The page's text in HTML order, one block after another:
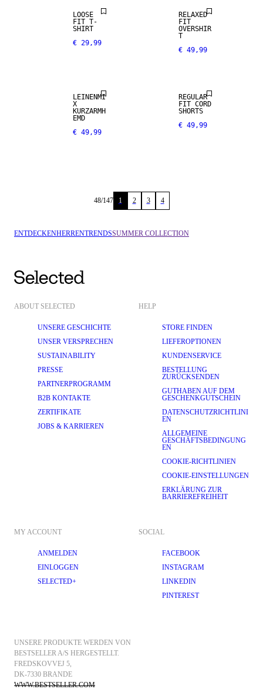
LOOSE
FIT T-
SHIRT
€ 29,99
RELAXED
FIT
OVERSHIR
T
€ 49,99
LEINENMI
X
KURZARMH
EMD
€ 49,99
REGULAR
FIT CORD
SHORTS
€ 49,99
48/147 1 2 3 4
ENTDECKENHERRENTRENDSSUMMER COLLECTION
ABOUT SELECTED
UNSERE GESCHICHTE
UNSER VERSPRECHEN
SUSTAINABILITY
PRESSE
PARTNERPROGRAMM
B2B KONTAKTE
ZERTIFIKATE
JOBS & KARRIEREN
HELP
STORE FINDEN
LIEFEROPTIONEN
KUNDENSERVICE
BESTELLUNG
ZURÜCKSENDEN
GUTHABEN AUF DEM
GESCHENKGUTSCHEIN
DATENSCHUTZRICHTLINI
EN
ALLGEMEINE
GESCHÄFTSBEDINGUNG
EN
COOKIE-RICHTLINIEN
COOKIE-EINSTELLUNGEN
ERKLÄRUNG ZUR
BARRIEREFREIHEIT
MY ACCOUNT
ANMELDEN
EINLOGGEN
SELECTED+
SOCIAL
FACEBOOK
INSTAGRAM
LINKEDIN
PINTEREST
UNSERE PRODUKTE WERDEN VON
BESTSELLER A/S HERGESTELLT.
FREDSKOVVEJ 5,
DK-7330 BRANDE
WWW.BESTSELLER.COM